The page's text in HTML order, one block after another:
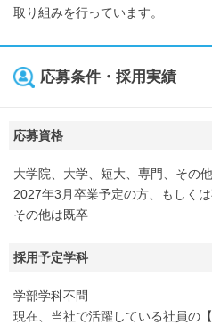
取り組みを行っています。
応募条件・採用実績
応募資格
大学院、大学、短大、専門、その他
2027年3月卒業予定の方、もしく
その他は既卒
採用予定学科
学部学科不問
現在、当社で活躍している社員の